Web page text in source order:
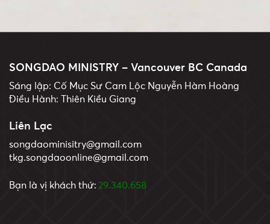
SONGDAO MINISTRY – Vancouver BC Canada
Sáng lập: Cố Mục Sư Cam Lộc Nguyễn Hàm Hoàng
Điều Hành: Thiên Kiều Giang
Liên Lạc
songdaominisitry@gmail.com
tkg.songdaoonline@gmail.com
Bạn là vị khách thứ: 29.340.658